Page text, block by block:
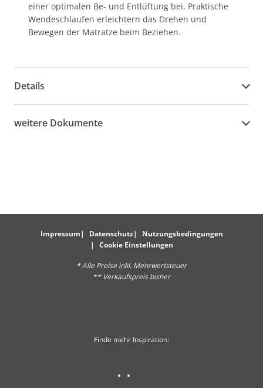
einer optimalen Be- und Entlüftung bei. Praktische
Wendeschlaufen erleichtern das Drehen und
Bewegen der Matratze beim Beziehen.
Details
weitere Dokumente
Impressum Datenschutz
Nutzungsbedingungen
Cookie Einstellungen
* Alle Preise inkl. Mehrwertsteuer
** Verkaufspreis bisher
Finde mehr Inspiration: